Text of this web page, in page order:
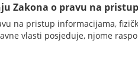
Zakona o pravu na
na pristup informacijama,
vlasti posjeduje, njome